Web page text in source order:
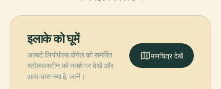
इलाके को घूमें
अल्बर्ट लियोपोल्ड वोगेल को समर्पित
स्टोल्परस्टीन को नक्शे पर देखें और
आस-पास क्या है, जानें।
मानचित्र देखें